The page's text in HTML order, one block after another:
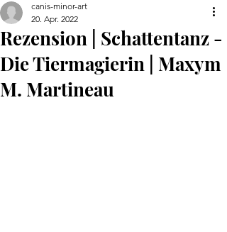
Rezension | Schattentanz -
Die Tiermagierin | Maxym
M. Martineau
canis-minor-art
20. Apr. 2022